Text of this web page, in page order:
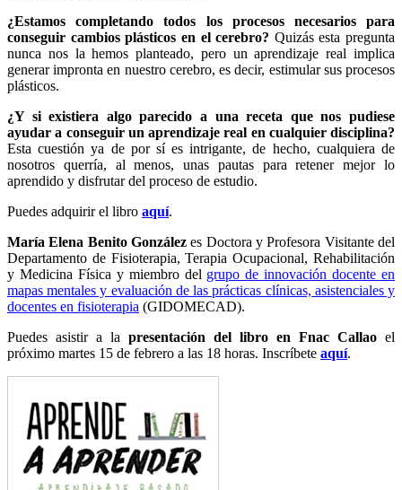
¿Estamos completando todos los procesos necesarios para
conseguir cambios plásticos en el cerebro? Quizás esta pregunta
nunca nos la hemos planteado, pero un aprendizaje real implica
generar impronta en nuestro cerebro, es decir, estimular sus procesos
plásticos.
¿Y si existiera algo parecido a una receta que nos pudiese
ayudar a conseguir un aprendizaje real en cualquier disciplina?
Esta cuestión ya de por sí es intrigante, de hecho, cualquiera de
nosotros querría, al menos, unas pautas para retener mejor lo
aprendido y disfrutar del proceso de estudio.
Puedes adquirir el libro aquí.
María Elena Benito González es Doctora y Profesora Visitante del
Departamento de Fisioterapia, Terapia Ocupacional, Rehabilitación
y Medicina Física y miembro del grupo de innovación docente en
mapas mentales y evaluación de las prácticas clínicas, asistenciales y
docentes en fisioterapia (GIDOMECAD).
Puedes asistir a la presentación del libro en Fnac Callao el
próximo martes 15 de febrero a las 18 horas. Inscríbete aquí.